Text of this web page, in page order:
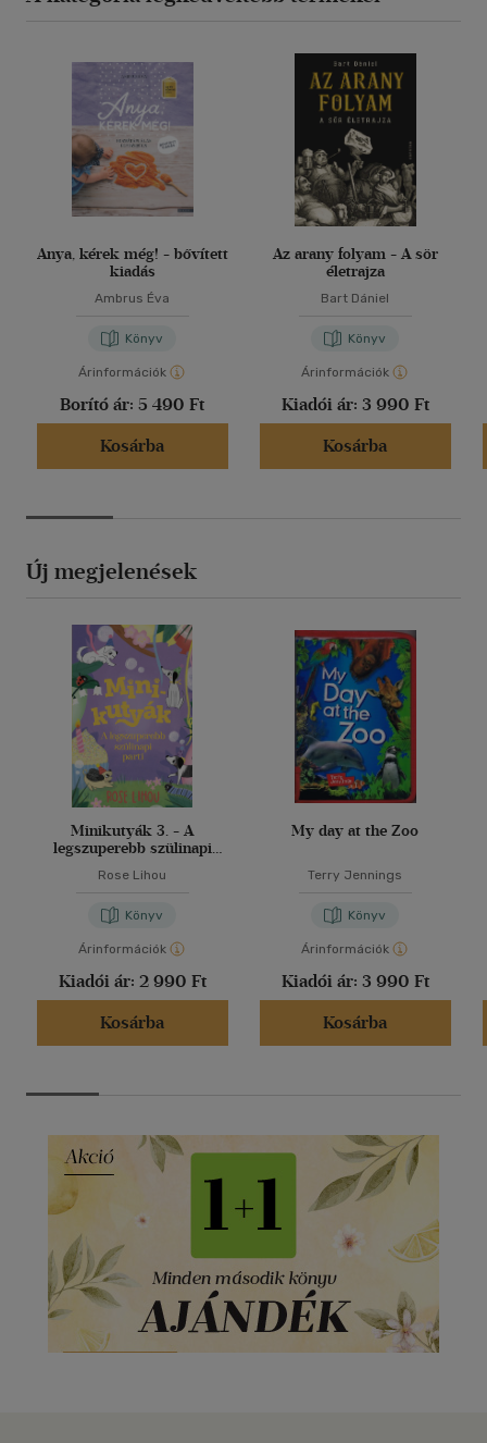
Anya, kérek még! - bővített
kiadás
Ambrus Éva
Könyv
Árinformációk
Borító ár: 5 490 Ft
Kosárba
Az arany folyam - A sör
életrajza
Bart Dániel
Könyv
Árinformációk
Kiadói ár: 3 990 Ft
Kosárba
Új megjelenések
Minikutyák 3. - A
legszuperebb szülinapi
Rose Lihou
Könyv
Árinformációk
Kiadói ár: 2 990 Ft
Kosárba
My day at the Zoo
Terry Jennings
Könyv
Árinformációk
Kiadói ár: 3 990 Ft
Kosárba